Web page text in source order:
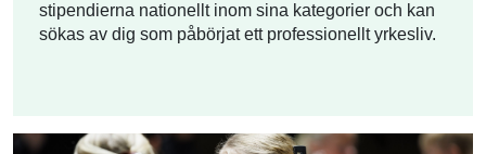
stipendierna nationellt inom sina kategorier och kan
sökas av dig som påbörjat ett professionellt yrkesliv.